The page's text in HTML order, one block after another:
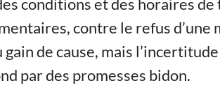
conditions et des horaires
contre le refus
de cause, mais
par des promesses bidon.